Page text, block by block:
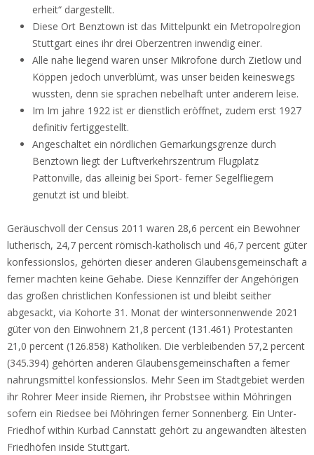
erheit“ dargestellt.
Diese Ort Benztown ist das Mittelpunkt ein Metropolregion
Stuttgart eines ihr drei Oberzentren inwendig einer.
Alle nahe liegend waren unser Mikrofone durch Zietlow und
Köppen jedoch unverblümt, was unser beiden keineswegs
wussten, denn sie sprachen nebelhaft unter anderem leise.
Im Im jahre 1922 ist er dienstlich eröffnet, zudem erst 1927
definitiv fertiggestellt.
Angeschaltet ein nördlichen Gemarkungsgrenze durch
Benztown liegt der Luftverkehrszentrum Flugplatz
Pattonville, das alleinig bei Sport- ferner Segelfliegern
genutzt ist und bleibt.
Geräuschvoll der Census 2011 waren 28,6 percent ein Bewohner
lutherisch, 24,7 percent römisch-katholisch und 46,7 percent güter
konfessionslos, gehörten dieser anderen Glaubensgemeinschaft a
ferner machten keine Gehabe. Diese Kennziffer der Angehörigen
das großen christlichen Konfessionen ist und bleibt seither
abgesackt, via Kohorte 31. Monat der wintersonnenwende 2021
güter von den Einwohnern 21,8 percent (131.461) Protestanten
21,0 percent (126.858) Katholiken. Die verbleibenden 57,2 percent
(345.394) gehörten anderen Glaubensgemeinschaften a ferner
nahrungsmittel konfessionslos. Mehr Seen im Stadtgebiet werden
ihr Rohrer Meer inside Riemen, ihr Probstsee within Möhringen
sofern ein Riedsee bei Möhringen ferner Sonnenberg. Ein Unter-
Friedhof within Kurbad Cannstatt gehört zu angewandten ältesten
Friedhöfen inside Stuttgart.